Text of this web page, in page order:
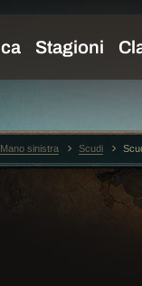
Mano sinistra Scudi